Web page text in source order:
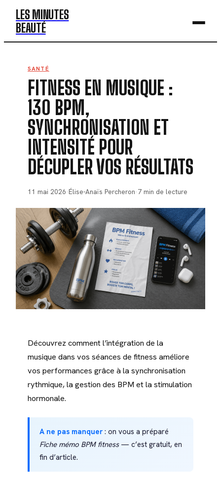
LES MINUTES
BEAUTÉ
BEAUTÉ
MODE
SANTÉ
BIEN-ÊTRE
DÉV. PERSO
SANTÉ
FITNESS EN MUSIQUE :
130 BPM,
SYNCHRONISATION ET
INTENSITÉ POUR
DÉCUPLER VOS RÉSULTATS
11 mai 2026·Élise-Anaïs Percheron·7 min de lecture
Découvrez comment l’intégration de la
musique dans vos séances de fitness améliore
vos performances grâce à la synchronisation
rythmique, la gestion des BPM et la stimulation
hormonale.
A ne pas manquer : on vous a préparé
Fiche mémo BPM fitness— c’est gratuit, en
fin d’article.